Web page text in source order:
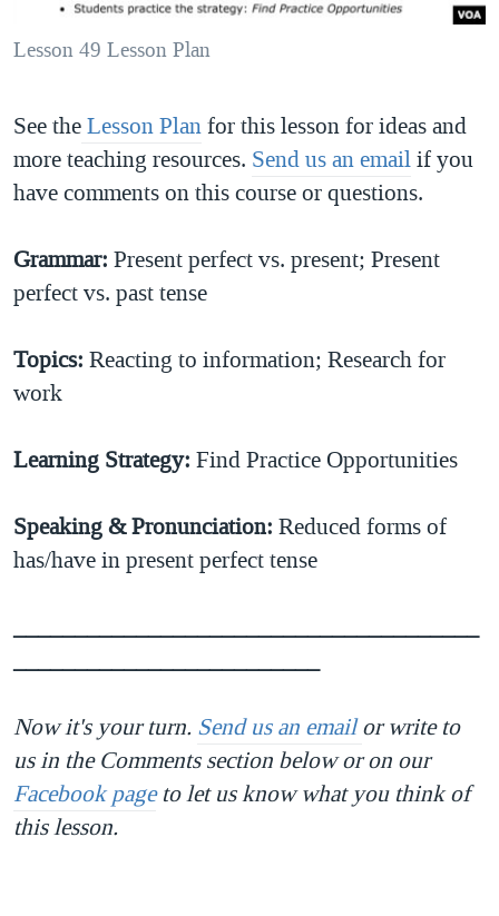
Lesson 49 Lesson Plan
See theLesson Planfor this lesson for ideas and
more teaching resources. Send us an emailif you
have comments on this course or questions.
Grammar: Present perfect vs. present; Present
perfect vs. past tense
Topics: Reacting to information; Research for
work
Learning Strategy: Find Practice Opportunities
Speaking & Pronunciation: Reduced forms of
has/have in present perfect tense
Now it's your turn. Send us an emailor write to
us in the Comments section below or on our
Facebook pageto let us know what you think of
this lesson.